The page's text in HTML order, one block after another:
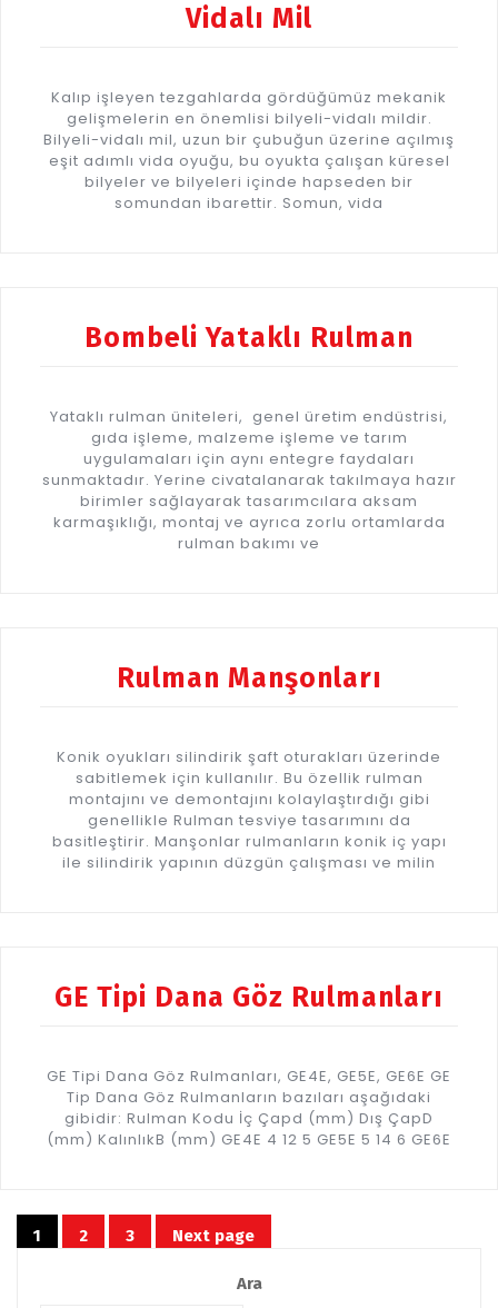
Vidalı Mil
Kalıp işleyen tezgahlarda gördüğümüz mekanik
gelişmelerin en önemlisi bilyeli-vidalı mildir.
Bilyeli-vidalı mil, uzun bir çubuğun üzerine açılmış
eşit adımlı vida oyuğu, bu oyukta çalışan küresel
bilyeler ve bilyeleri içinde hapseden bir
somundan ibarettir. Somun, vida
Bombeli Yataklı Rulman
Yataklı rulman üniteleri, genel üretim endüstrisi,
gıda işleme, malzeme işleme ve tarım
uygulamaları için aynı entegre faydaları
sunmaktadır. Yerine civatalanarak takılmaya hazır
birimler sağlayarak tasarımcılara aksam
karmaşıklığı, montaj ve ayrıca zorlu ortamlarda
rulman bakımı ve
Rulman Manşonları
Konik oyukları silindirik şaft oturakları üzerinde
sabitlemek için kullanılır. Bu özellik rulman
montajını ve demontajını kolaylaştırdığı gibi
genellikle Rulman tesviye tasarımını da
basitleştirir. Manşonlar rulmanların konik iç yapı
ile silindirik yapının düzgün çalışması ve milin
GE Tipi Dana Göz Rulmanları
GE Tipi Dana Göz Rulmanları, GE4E, GE5E, GE6E GE
Tip Dana Göz Rulmanların bazıları aşağıdaki
gibidir: Rulman Kodu İç Çapd (mm) Dış ÇapD
(mm) KalınlıkB (mm) GE4E 4 12 5 GE5E 5 14 6 GE6E
Yazı
Page
1 Page
2 Page
3 Next page
Ara